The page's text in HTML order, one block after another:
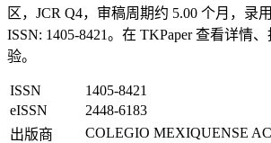
区，JCR Q4，审稿周期约 5.00 个月，录用
ISSN: 1405-8421。在 TKPaper 查看详情
验。
ISSN
1405-8421
eISSN
2448-6183
出版商
COLEGIO MEXIQUENSE AC